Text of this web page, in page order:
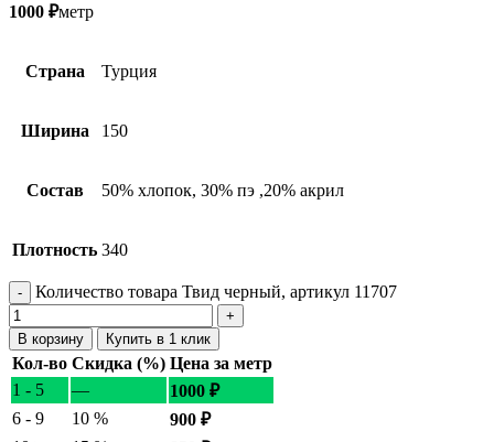
1000 ₽метр
Страна Турция
Ширина 150
Состав 50% хлопок, 30% пэ ,20% акрил
Плотность 340
Количество товара Твид черный, артикул 11707
В корзину Купить в 1 клик
Кол-во Скидка (%) Цена за метр
1 - 5
— 1000 ₽
6 - 9
10 % 900 ₽